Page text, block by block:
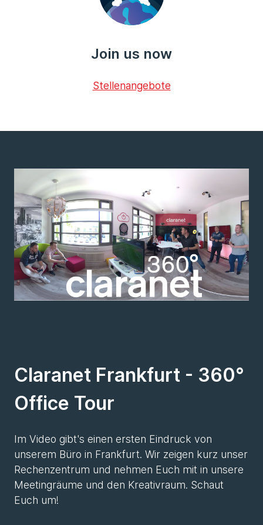
Join us now
Stellenangebote
Claranet Frankfurt - 360°
Office Tour
Im Video gibt's einen ersten Eindruck von
unserem Büro in Frankfurt. Wir zeigen kurz unser
Rechenzentrum und nehmen Euch mit in unsere
Meetingräume und den Kreativraum. Schaut
Euch um!